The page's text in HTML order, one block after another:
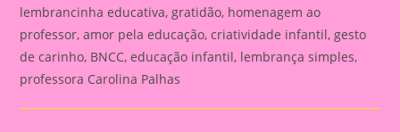
lembrancinha educativa, gratidão, homenagem ao
professor, amor pela educação, criatividade infantil, gesto
de carinho, BNCC, educação infantil, lembrança simples,
professora Carolina Palhas